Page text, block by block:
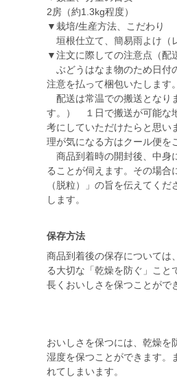
2房（約1.3kg程度）
▼栽培/生産方法、こだわり
垣根仕立て、簡易雨よけ（
▼注文に際しての注意点（配
ぶどうはなま物のため日付
注意を払って梱包いたします。
配送は常温での搬送となり
す。） １日で搬送が可能な
考にしていただけたらと思い
理が気になる方はクール便を
商品到着時の開封後、中身
ることが伺えます。その場合
（脱粒）」の旨を伝えてく
します。
保存方法
商品到着後の保存については
る大切な「乾燥を防ぐ」こ
長くおいしさを保つことがで
おいしさを保つには、乾燥を
湿度を保つことができます。
れてしまいます。